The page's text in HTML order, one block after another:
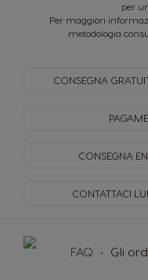
per
Per maggiori
metodologia
CONSEGNA
CONSEGNA
CONTATTACI
FAQ Gli